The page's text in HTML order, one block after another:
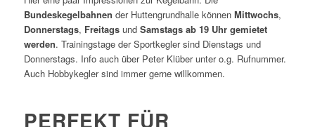
Bundeskegelbahnen der Huttengrundhalle können Mittwochs,
Donnerstags, Freitagsund Samstags ab 19 Uhr gemietet
werden. Trainingstage der Sportkegler sind Dienstags und
Donnerstags. Info auch über Peter Klüber unter o.g. Rufnummer.
Auch Hobbykegler sind immer gerne willkommen.
PERFEKT FÜR